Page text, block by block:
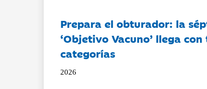
Prepara el obturador: la
‘Objetivo Vacuno’ llega
categorías
2026